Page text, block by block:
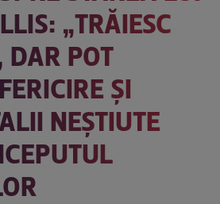
„TRĂIESC
DAR POT
ȘI
NEȘTIUTE